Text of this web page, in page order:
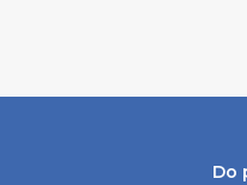
Do